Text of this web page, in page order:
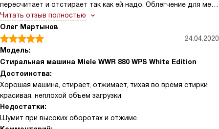
пересчитает и отстирает так как ей надо. Облегчение для меня
большое. Теперь нет никаких заморочек со стиркой. Я
довольна.
Читать отзыв полностью
Олег Мартынов
24.04.2020
Модель:
Стиральная машина Miele WWR 880 WPS White Edition
Достоинства:
Хорошая машина, стирает, отжимает, тихая во время стирки
красивая. неплохой объем загрузки
Недостатки:
Шумит при высоких оборотах и отжиме.